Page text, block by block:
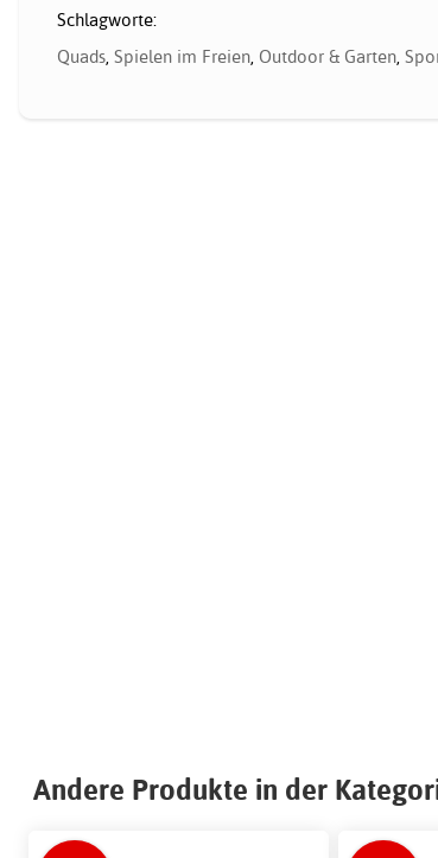
Schlagworte:
Quads, Spielen im Freien, Outdoor & Garten,
Andere Produkte in der